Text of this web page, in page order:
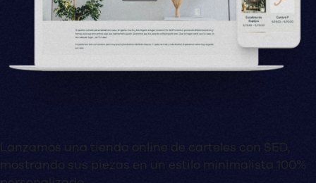
Lanzamos una tienda online de carteles con SED,
mostrando sus piezas en un estilo minimalista 100%